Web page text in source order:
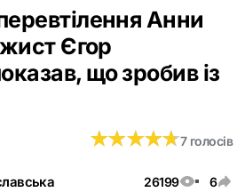
Анни
Єгор
що зробив із
26199 6
★★★★★
★★★★★7 голосів